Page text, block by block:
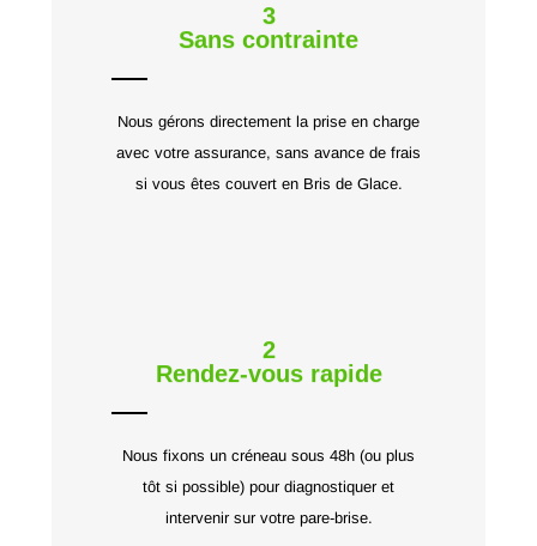
2
Rendez-vous rapide
Nous fixons un créneau sous 48h (ou plus
tôt si possible) pour diagnostiquer et
intervenir sur votre pare-brise.
3
Sans contrainte
Nous gérons directement la prise en charge
avec votre assurance, sans avance de frais
si vous êtes couvert en Bris de Glace.